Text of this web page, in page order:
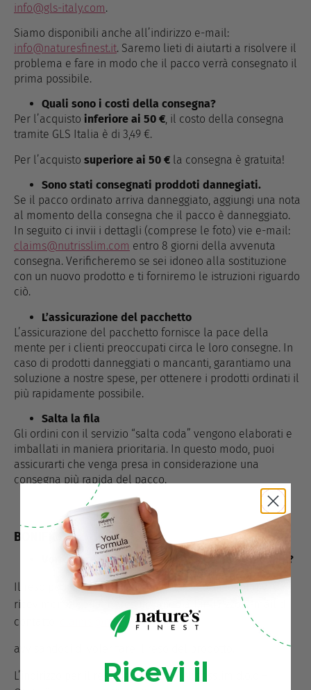
info@gls-italy.com.
Siamo disponibili anche all’indirizzo e-mail:
info@naturesfinest.it. Saremo lieti di aiutarti a risolvere il
problema e fare in modo che il pacco verrà consegnato il
prima possibile.
Quali sono i costi della consegna?
Per l’acquisto inferiore ai 50 €, il costo della consegna
tramite GLS Italia è di 3,49 €.
Per l’acquisto superiore ai 50 € la consegna è gratuita!
Sono stati consegnati proddoti dannegiati.
Se il pacco ordinato arriva danneggiato, aggiungi una nota
al momento della consegna che il pacco è danneggiato.
In seguito ci invii i dettagli (comprese le foto) vie e-mail:
claims@nutrisslim.com entro 8 giorni della avvenuta
consegna. Verificheremo se sei idoneo alla sostituzione
con un nuovo prodotto e ti forniremo le istruzioni riguardo
ciò.
L’assicurazione del pacchetto
L’assicurazione del pacchetto fornisce la pace della
mente per i clienti preoccupati circa le loro consegne. In
caso di prodotti danneggiati o mancanti, garantiamo una
soluzione a nostre spese, per ottenere i prodotti ordinati il
più rapidamente possibile.
Salta la fila
Gli ordini con il servizio “salta coda” vengono elaborati e
imballati in maniera prioritaria. In questo modo, puoi
assicurarti che venga presa in considerazione una
consegna più rapida del pacco.
BONIFICI
Vorrei fare il reso del prodotto. Come posso fare?
Il reso poui farlo in un termine di 60 giorni lavorativi dal
ricevimento della merce inviando all’indirizzo e-mail di
contatto:
claims@nutrisslim.com.
avvisandoci di voler fare il reso del prodotto.
L’indirizzo per il reso del prodotto: Nutrisslim d.o.o –
Ricevi il